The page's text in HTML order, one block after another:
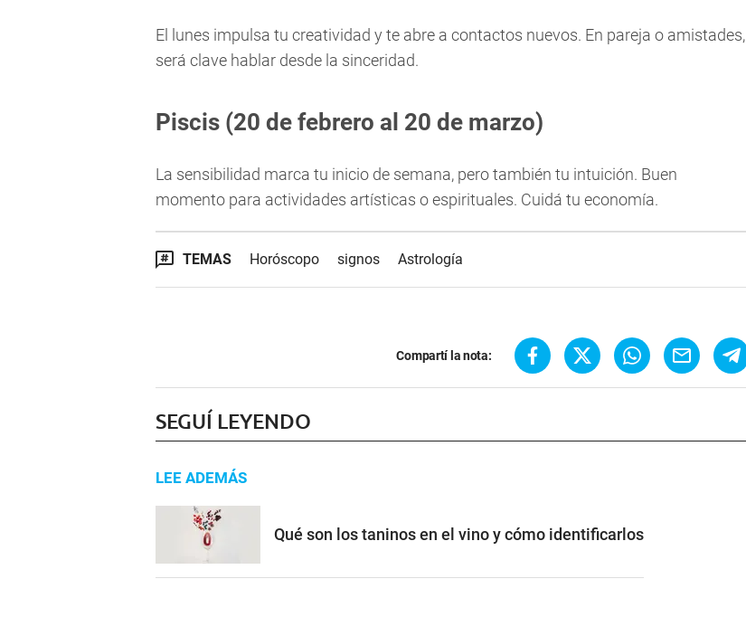
El lunes impulsa tu creatividad y te abre a contactos nuevos. En pareja o amistades,
será clave hablar desde la sinceridad.
Piscis (20 de febrero al 20 de marzo)
La sensibilidad marca tu inicio de semana, pero también tu intuición. Buen
momento para actividades artísticas o espirituales. Cuidá tu economía.
TEMAS Horóscopo signos Astrología
Compartí la nota:
SEGUÍ LEYENDO
LEE ADEMÁS
Qué son los taninos en el vino y cómo identificarlos